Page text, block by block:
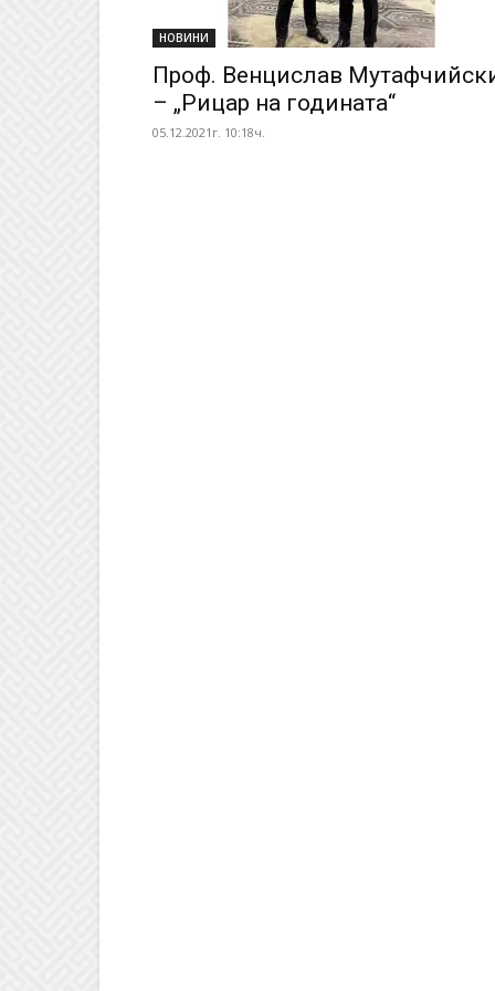
НОВИНИ
Проф. Венцислав
– „Рицар на годината“
05.12.2021г. 10:18ч.